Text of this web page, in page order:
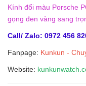
Kính đổi màu Porsche
gọng đen vàng sang
Call/ Zalo: 0972 456
Fanpage: Kunkun -
Website: